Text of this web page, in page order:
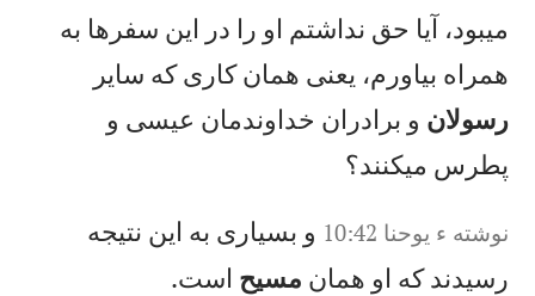
میبود، آيا حق نداشتم او را در اين سفرها به
همراه بياورم، يعنی همان كاری كه ساير
رسولان و برادران خداوندمان عيسی و
پطرس میكنند؟
نوشته‌ ء يوحنا 10:42
و بسياری به اين نتيجه
رسيدند كه او همان مسيح است.